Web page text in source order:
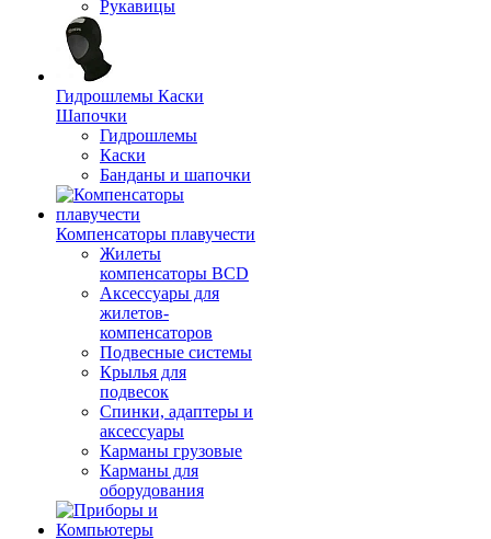
Рукавицы
Гидрошлемы Каски
Шапочки
Гидрошлемы
Каски
Банданы и шапочки
Компенсаторы плавучести
Жилеты
компенсаторы BCD
Аксессуары для
жилетов-
компенсаторов
Подвесные системы
Крылья для
подвесок
Спинки, адаптеры и
аксессуары
Карманы грузовые
Карманы для
оборудования